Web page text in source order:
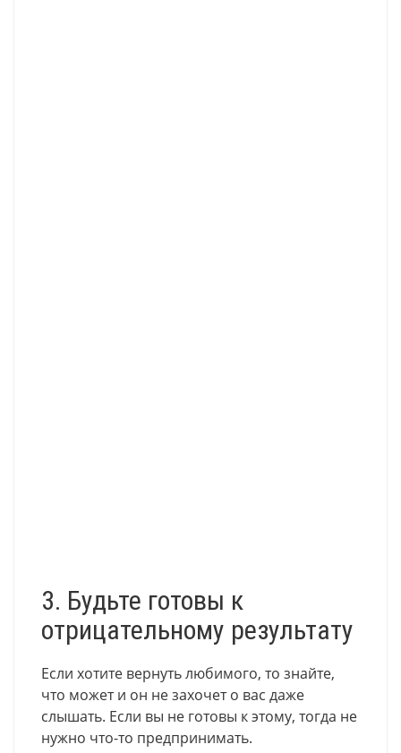
3. Будьте готовы к
отрицательному результату
Если хотите вернуть любимого, то знайте,
что может и он не захочет о вас даже
слышать. Если вы не готовы к этому, тогда не
нужно что-то предпринимать.